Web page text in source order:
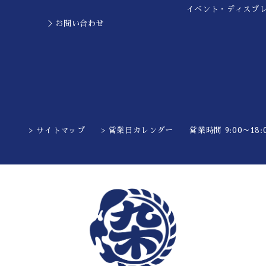
＞お問い合わせ
イベント・ディスプ
> サイトマップ > 営業日カレンダー 営業時間 9:00～